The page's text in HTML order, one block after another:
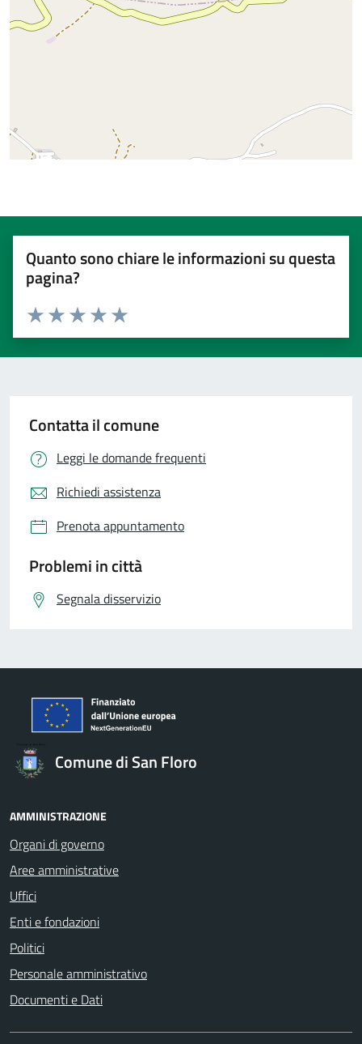
Quanto sono chiare le informazioni su questa
pagina?
Valuta 5 stelle su 5
Valuta 4 stelle su 5
Valuta 3 stelle su 5
Valuta 2 stelle su 5
Valuta 1 stelle su 5
Contatta il comune
Leggi le domande frequenti
Richiedi assistenza
Prenota appuntamento
Problemi in città
Segnala disservizio
Comune di San Floro
AMMINISTRAZIONE
Organi di governo
Aree amministrative
Uffici
Enti e fondazioni
Politici
Personale amministrativo
Documenti e Dati